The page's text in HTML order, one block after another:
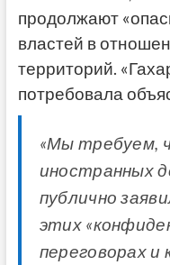
продолжают
властей в
территорий.
потребовала
«Мы требуем,
иностранных
публично
этих
переговорах и